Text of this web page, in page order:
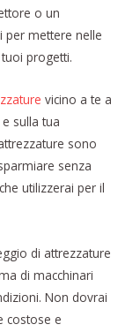
o un
per mettere nelle
progetti.
vicino a te a
sulla tua
sono
senza
utilizzerai per il
di attrezzature
di macchinari
Non dovrai
costose e